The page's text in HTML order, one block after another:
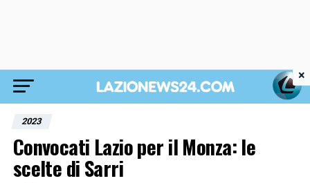
2023
Convocati Lazio per il Monza: le
scelte di Sarri
×